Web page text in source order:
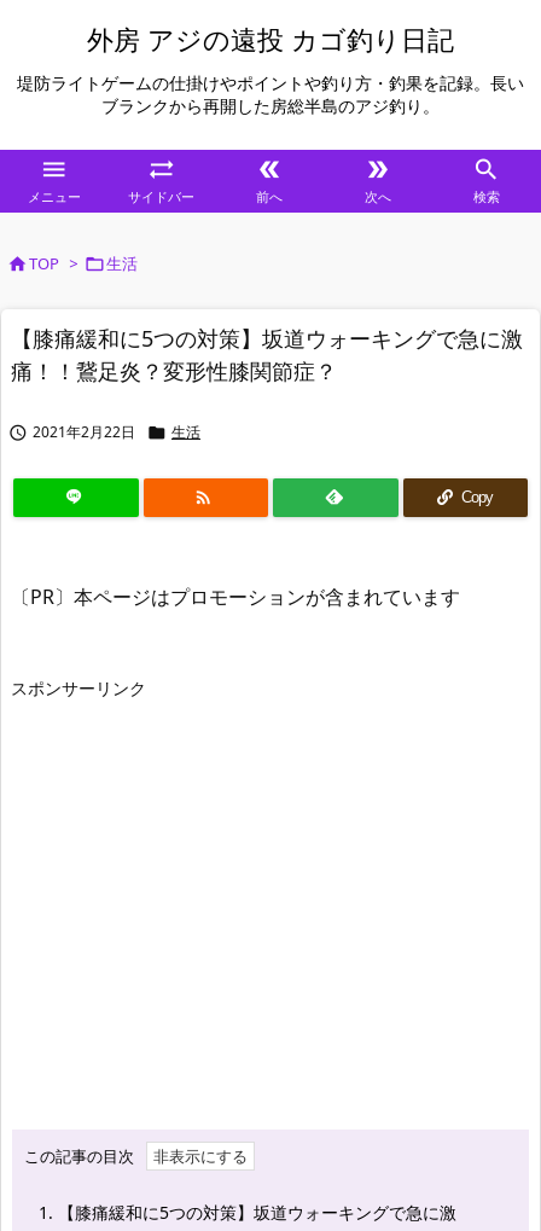
外房 アジの遠投 カゴ釣り日記
堤防ライトゲームの仕掛けやポイントや釣り方・釣果を記録。長い
ブランクから再開した房総半島のアジ釣り。

メニュー

サイドバー

前へ

次へ

検索
TOP > 生活
【膝痛緩和に5つの対策】坂道ウォーキングで急に激
痛！！鵞足炎？変形性膝関節症？
 2021年2月22日  生活
 Copy
〔PR〕本ページはプロモーションが含まれています
スポンサーリンク
この記事の目次
1. 【膝痛緩和に5つの対策】坂道ウォーキングで急に激